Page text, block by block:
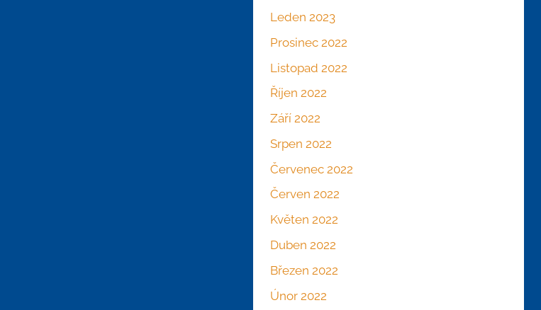
Leden 2023
Prosinec 2022
Listopad 2022
Říjen 2022
Září 2022
Srpen 2022
Červenec 2022
Červen 2022
Květen 2022
Duben 2022
Březen 2022
Únor 2022